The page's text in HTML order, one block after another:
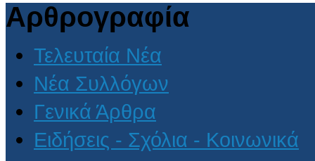
Αρθρογραφία
Τελευταία Νέα
Νέα Συλλόγων
Γενικά Άρθρα
Ειδήσεις - Σχόλια - Κοινωνικά